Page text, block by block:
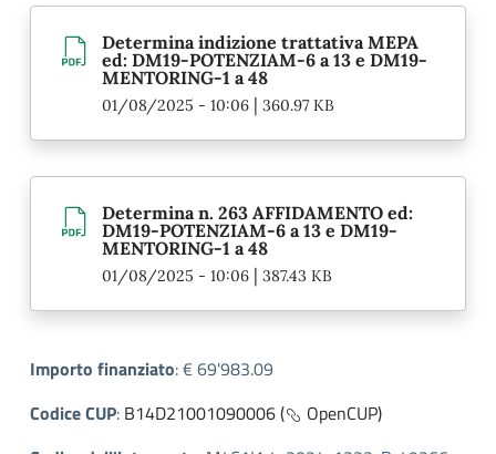
Determina indizione trattativa MEPA
ed: DM19-POTENZIAM-6 a 13 e DM19-
MENTORING-1 a 48
01/08/2025 - 10:06 | 360.97 KB
Determina n. 263 AFFIDAMENTO ed:
DM19-POTENZIAM-6 a 13 e DM19-
MENTORING-1 a 48
01/08/2025 - 10:06 | 387.43 KB
Importo finanziato:€ 69'983.09
Codice CUP: B14D21001090006 (
OpenCUP)